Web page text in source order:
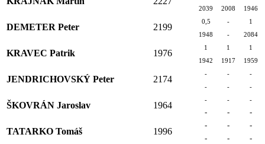
2039
2008 1946
DEMETER Peter 2199
0,5 -
1
1948
- 2084
KRAVEC Patrik 1976
1 1
1
1942
1917 1959
JENDRICHOVSKÝ Peter 2174
- -
-
-
- -
ŠKOVRÁN Jaroslav 1964
- - -
- - -
TATARKO Tomáš 1996
- -
-
-
- -